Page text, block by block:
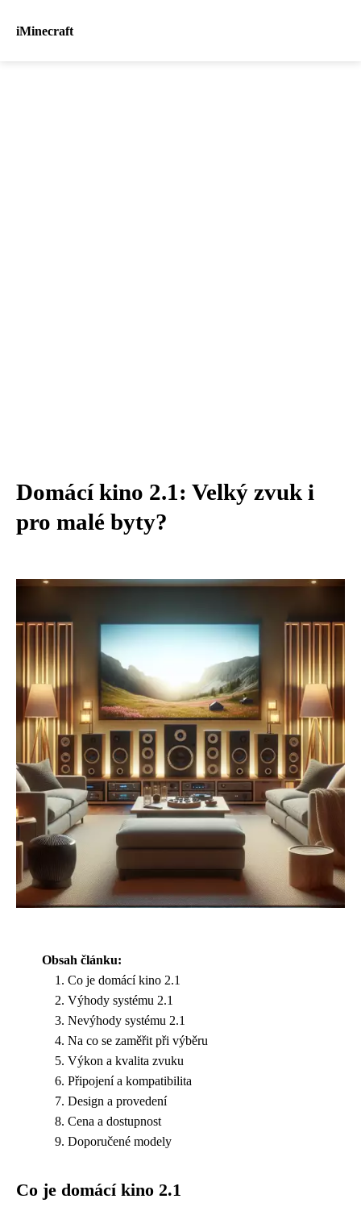
iMinecraft
Domácí kino 2.1: Velký zvuk i
pro malé byty?
Obsah článku:
Co je domácí kino 2.1
Výhody systému 2.1
Nevýhody systému 2.1
Na co se zaměřit při výběru
Výkon a kvalita zvuku
Připojení a kompatibilita
Design a provedení
Cena a dostupnost
Doporučené modely
Co je domácí kino 2.1